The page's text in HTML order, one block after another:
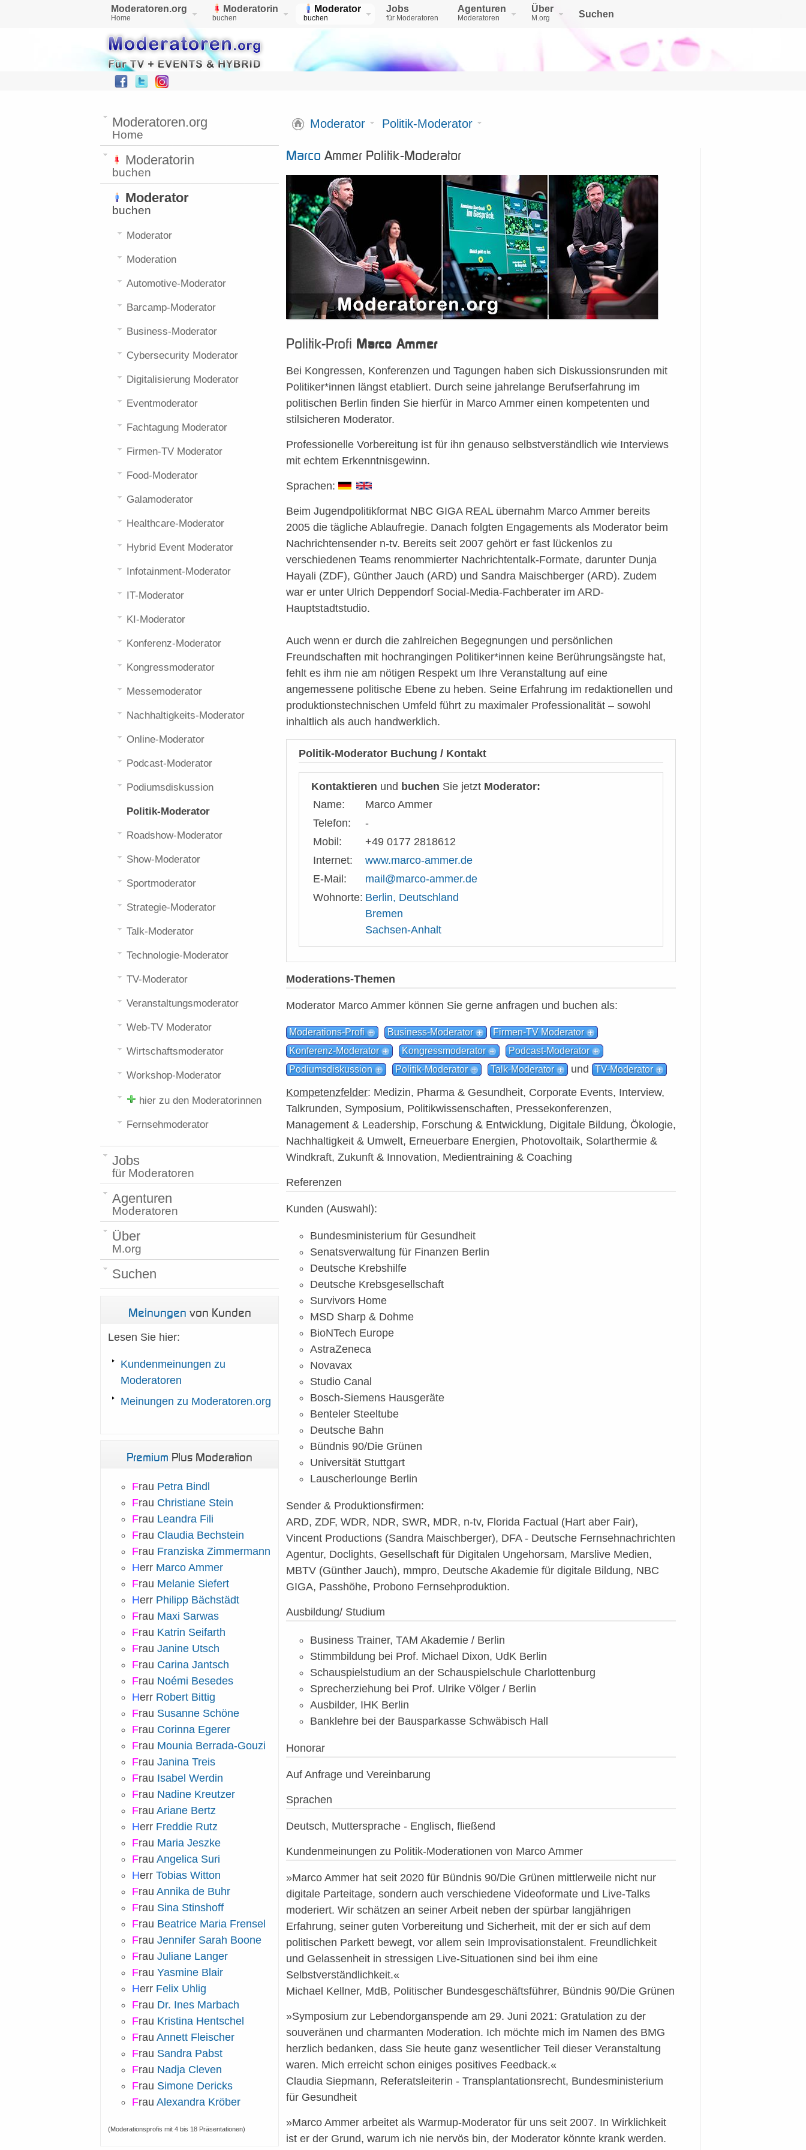
Moderatoren.org
Home
Moderatorin
buchen
Moderator
buchen
Jobs
für Moderatoren
Agenturen
Moderatoren
Über
M.org Suchen
Moderator Politik-Moderator
Marco Ammer Politik-Moderator
Politik-Profi Marco Ammer
Bei Kongressen, Konferenzen und Tagungen haben sich Diskussionsrunden mit
Politiker*innen längst etabliert. Durch seine jahrelange Berufserfahrung im
politischen Berlin finden Sie hierfür in Marco Ammer einen kompetenten und
stilsicheren Moderator.
Professionelle Vorbereitung ist für ihn genauso selbstverständlich wie Interviews
mit echtem Erkenntnisgewinn.
Sprachen:
Beim Jugendpolitikformat NBC GIGA REAL übernahm Marco Ammer bereits
2005 die tägliche Ablaufregie. Danach folgten Engagements als Moderator beim
Nachrichtensender n-tv. Bereits seit 2007 gehört er fast lückenlos zu
verschiedenen Teams renommierter Nachrichtentalk-Formate, darunter Dunja
Hayali (ZDF), Günther Jauch (ARD) und Sandra Maischberger (ARD). Zudem
war er unter Ulrich Deppendorf Social-Media-Fachberater im ARD-
Hauptstadtstudio.
Auch wenn er durch die zahlreichen Begegnungen und persönlichen
Freundschaften mit hochrangingen Politiker*innen keine Berührungsängste hat,
fehlt es ihm nie am nötigen Respekt um Ihre Veranstaltung auf eine
angemessene politische Ebene zu heben. Seine Erfahrung im redaktionellen und
produktionstechnischen Umfeld führt zu maximaler Professionalität – sowohl
inhaltlich als auch handwerklich.
Politik-Moderator Buchung / Kontakt
Kontaktieren und buchen Sie jetzt Moderator:
Name:
Marco Ammer
Telefon:
-
Mobil:
+49 0177 2818612
Internet:
www.marco-ammer.de
E-Mail:
mail@marco-ammer.de
Wohnorte: Berlin, Deutschland
Bremen
Sachsen-Anhalt
Moderations-Themen
Moderator Marco Ammer können Sie gerne anfragen und buchen als:
Moderations-Profi Business-Moderator
Firmen-TV Moderator
Konferenz-Moderator
Kongressmoderator
Podcast-Moderator
Podiumsdiskussion
Politik-Moderator Talk-Moderator und TV-Moderator
Kompetenzfelder: Medizin, Pharma & Gesundheit, Corporate Events, Interview,
Talkrunden, Symposium, Politikwissenschaften, Pressekonferenzen,
Management & Leadership, Forschung & Entwicklung, Digitale Bildung, Ökologie,
Nachhaltigkeit & Umwelt, Erneuerbare Energien, Photovoltaik, Solarthermie &
Windkraft, Zukunft & Innovation, Medientraining & Coaching
Referenzen
Kunden (Auswahl):
Bundesministerium für Gesundheit
Senatsverwaltung für Finanzen Berlin
Deutsche Krebshilfe
Deutsche Krebsgesellschaft
Survivors Home
MSD Sharp & Dohme
BioNTech Europe
AstraZeneca
Novavax
Studio Canal
Bosch-Siemens Hausgeräte
Benteler Steeltube
Deutsche Bahn
Bündnis 90/Die Grünen
Universität Stuttgart
Lauscherlounge Berlin
Sender & Produktionsfirmen:
ARD, ZDF, WDR, NDR, SWR, MDR, n-tv, Florida Factual (Hart aber Fair),
Vincent Productions (Sandra Maischberger), DFA - Deutsche Fernsehnachrichten
Agentur, Doclights, Gesellschaft für Digitalen Ungehorsam, Marslive Medien,
MBTV (Günther Jauch), mmpro, Deutsche Akademie für digitale Bildung, NBC
GIGA, Passhöhe, Probono Fernsehproduktion.
Ausbildung/ Studium
Business Trainer, TAM Akademie / Berlin
Stimmbildung bei Prof. Michael Dixon, UdK Berlin
Schauspielstudium an der Schauspielschule Charlottenburg
Sprecherziehung bei Prof. Ulrike Völger / Berlin
Ausbilder, IHK Berlin
Banklehre bei der Bausparkasse Schwäbisch Hall
Honorar
Auf Anfrage und Vereinbarung
Sprachen
Deutsch, Muttersprache - Englisch, fließend
Kundenmeinungen zu Politik-Moderationen von Marco Ammer
»Marco Ammer hat seit 2020 für Bündnis 90/Die Grünen mittlerweile nicht nur
digitale Parteitage, sondern auch verschiedene Videoformate und Live-Talks
moderiert. Wir schätzen an seiner Arbeit neben der spürbar langjährigen
Erfahrung, seiner guten Vorbereitung und Sicherheit, mit der er sich auf dem
politischen Parkett bewegt, vor allem sein Improvisationstalent. Freundlichkeit
und Gelassenheit in stressigen Live-Situationen sind bei ihm eine
Selbstverständlichkeit.«
Michael Kellner, MdB, Politischer Bundesgeschäftsführer, Bündnis 90/Die Grünen
»Symposium zur Lebendorganspende am 29. Juni 2021: Gratulation zu der
souveränen und charmanten Moderation. Ich möchte mich im Namen des BMG
herzlich bedanken, dass Sie heute ganz wesentlicher Teil dieser Veranstaltung
waren. Mich erreicht schon einiges positives Feedback.«
Claudia Siepmann, Referatsleiterin - Transplantationsrecht, Bundesministerium
für Gesundheit
»Marco Ammer arbeitet als Warmup-Moderator für uns seit 2007. In Wirklichkeit
ist er der Grund, warum ich nie nervös bin, der Moderator könnte krank werden.
Moderatoren.org
Home
Moderatorin
buchen
Moderator
buchen
Moderator
Moderation
Automotive-Moderator
Barcamp-Moderator
Business-Moderator
Cybersecurity Moderator
Digitalisierung Moderator
Eventmoderator
Fachtagung Moderator
Firmen-TV Moderator
Food-Moderator
Galamoderator
Healthcare-Moderator
Hybrid Event Moderator
Infotainment-Moderator
IT-Moderator
KI-Moderator
Konferenz-Moderator
Kongressmoderator
Messemoderator
Nachhaltigkeits-Moderator
Online-Moderator
Podcast-Moderator
Podiumsdiskussion
Politik-Moderator
Roadshow-Moderator
Show-Moderator
Sportmoderator
Strategie-Moderator
Talk-Moderator
Technologie-Moderator
TV-Moderator
Veranstaltungsmoderator
Web-TV Moderator
Wirtschaftsmoderator
Workshop-Moderator
hier zu den Moderatorinnen
Fernsehmoderator
Jobs
für Moderatoren
Agenturen
Moderatoren
Über
M.org
Suchen
Meinungen von Kunden
Lesen Sie hier:
Kundenmeinungen zu
Moderatoren
Meinungen zu Moderatoren.org
Premium Plus Moderation
Frau Petra Bindl
Frau Christiane Stein
Frau Leandra Fili
Frau Claudia Bechstein
Frau Franziska Zimmermann
Herr Marco Ammer
Frau Melanie Siefert
Herr Philipp Bächstädt
Frau Maxi Sarwas
Frau Katrin Seifarth
Frau Janine Utsch
Frau Carina Jantsch
Frau Noémi Besedes
Herr Robert Bittig
Frau Susanne Schöne
Frau Corinna Egerer
Frau Mounia Berrada-Gouzi
Frau Janina Treis
Frau Isabel Werdin
Frau Nadine Kreutzer
Frau Ariane Bertz
Herr Freddie Rutz
Frau Maria Jeszke
Frau Angelica Suri
Herr Tobias Witton
Frau Annika de Buhr
Frau Sina Stinshoff
Frau Beatrice Maria Frensel
Frau Jennifer Sarah Boone
Frau Juliane Langer
Frau Yasmine Blair
Herr Felix Uhlig
Frau Dr. Ines Marbach
Frau Kristina Hentschel
Frau Annett Fleischer
Frau Sandra Pabst
Frau Nadja Cleven
Frau Simone Dericks
Frau Alexandra Kröber
(Moderationsprofis mit 4 bis 18 Präsentationen)